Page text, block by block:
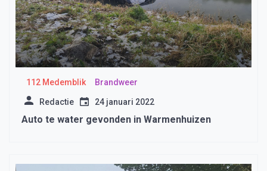
112 Medemblik Brandweer
Redactie 24 januari 2022
Auto te water gevonden in Warmenhuizen